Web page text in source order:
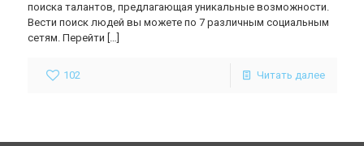
поиска талантов, предлагающая уникальные возможности.
Вести поиск людей вы можете по 7 различным социальным
сетям. Перейти […]
102 Читать далее